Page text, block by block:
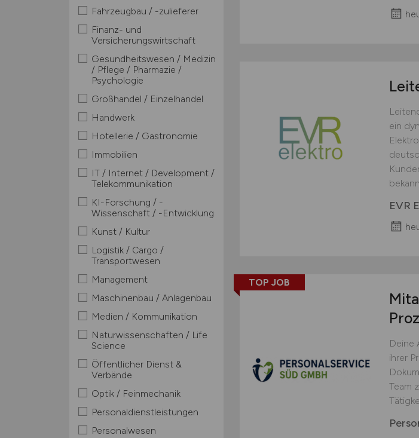
Fahrzeugbau / -zulieferer
Finanz- und
Versicherungswirtschaft
Gesundheitswesen / Medizin
/ Pflege / Pharmazie /
Psychologie
Großhandel / Einzelhandel
Handwerk
Hotellerie / Gastronomie
Immobilien
IT / Internet / Development /
Telekommunikation
KI-Forschung / -
Wissenschaft / -Entwicklung
Kunst / Kultur
Logistik / Cargo /
Transportwesen
Management
Maschinenbau / Anlagenbau
Medien / Kommunikation
Naturwissenschaften / Life
Science
Öffentlicher Dienst &
Verbände
Optik / Feinmechanik
Personaldienstleistungen
Personalwesen
ein
EVR
TOP JOB
Deine
ihrer
Team